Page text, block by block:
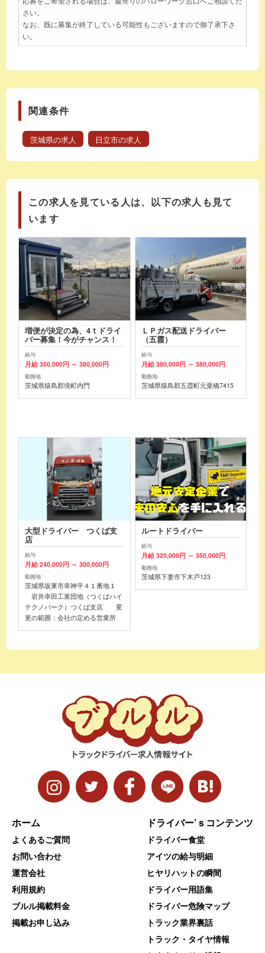
さい。
なお、既に募集が終了している可能性もございますので御了承下さ
い。
関連条件
茨城県の求人 日立市の求人
この求人を見ている人は、以下の求人も見て
います
増便が決定の為、4ｔドライ
バー募集！今がチャンス！
給与
月給 350,000円 ～ 380,000円
勤務地
茨城県猿島郡境町内門
ＬＰガス配送ドライバー
（五霞）
給与
月給 380,000円 ～ 380,000円
勤務地
茨城県猿島郡五霞町元栗橋7415
大型ドライバー つくば支
店
給与
月給 240,000円 ～ 300,000円
勤務地
茨城県坂東市幸神平４１番地１
岩井幸田工業団地（つくばハイ
テクノパーク）つくば支店 変
更の範囲：会社の定める営業所
ルートドライバー
給与
月給 320,000円 ～ 350,000円
勤務地
茨城県下妻市下木戸123
ホーム
よくあるご質問
お問い合わせ
運営会社
利用規約
ブルル掲載料金
掲載お申し込み
ドライバー’ｓコンテンツ
ドライバー食堂
アイツの給与明細
ヒヤリハットの瞬間
ドライバー用語集
ドライバー危険マップ
トラック業界裏話
トラック・タイヤ情報